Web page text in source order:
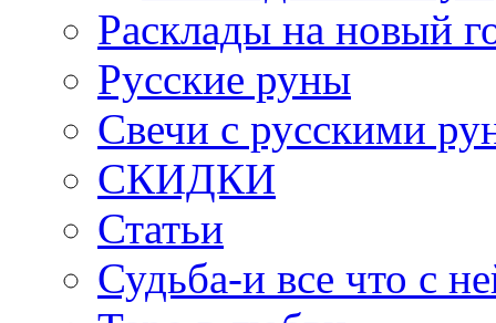
Расклады на новый
Русские руны
Свечи с русскими
СКИДКИ
Статьи
Судьба-и все что с